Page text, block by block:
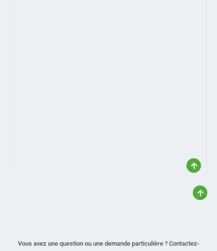
Vous avez une question ou une demande particulière ? Contactez-